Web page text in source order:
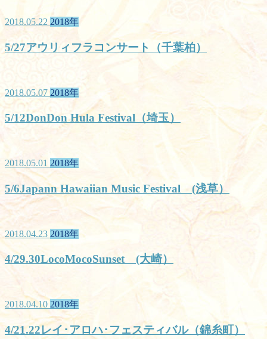
2018.05.22 2018年
5/27アウリィフラコンサート（千葉柏）
2018.05.07 2018年
5/12DonDon Hula Festival（埼玉）
2018.05.01 2018年
5/6Japann Hawaiian Music Festival (浅草）
2018.04.23 2018年
4/29.30LocoMocoSunset (大崎）
2018.04.10 2018年
4/21.22レイ･アロハ･フェスティバル（錦糸町）